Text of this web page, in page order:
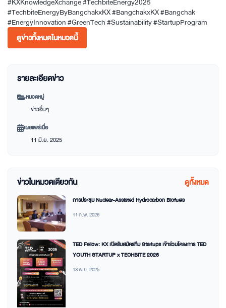
#TechbiteEnergyByBangchakxKX#BangchakxKX#Bangchak
#EnergyInnovation#GreenTech#Sustainability#StartupProgram
ดูข่าวทั้งหมดในหมวดนี้
รายละเอียดข่าว
หมวดหมู่
ข่าวอื่นๆ
เผยแพร่เมื่อ
11 มิ.ย. 2025
ข่าวในหมวดเดียวกัน ดูทั้งหมด
การประชุม Nuclear-Assisted Hydrocarbon Biofuels
11 ก.พ. 2026
TED Fellow: KX เปิดรับสมัครทีม Startups เข้าร่วมโครงการ TED
YOUTH STARTUP x TECHBITE 2026
13 พ.ย. 2025